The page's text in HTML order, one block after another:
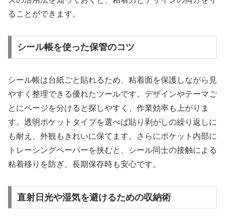
ることができます。
シール帳を使った保管のコツ
シール帳は台紙ごと貼れるため、粘着面を保護しながら見
やすく整理できる優れたツールです。デザインやテーマご
とにページを分けると探しやすく、作業効率も上がりま
す。透明ポケットタイプを選べば貼り剥がしの繰り返しに
も耐え、外観もきれいに保てます。さらにポケット内部に
トレーシングペーパーを挟むと、シール同士の接触による
粘着移りを防ぎ、長期保存時も安心です。
直射日光や湿気を避けるための収納術